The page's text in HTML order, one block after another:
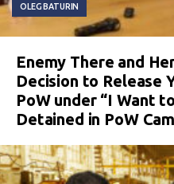
OLEG BATURIN
Enemy There and
Decision to Release
PoW under “I Want
Detained in PoW